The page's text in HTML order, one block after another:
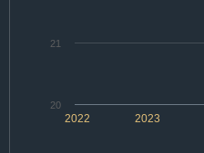
2022 2023
20
21